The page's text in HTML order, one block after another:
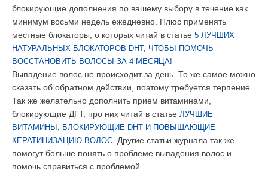
блокирующие дополнения по вашему выбору в течение как
минимум восьми недель ежедневно. Плюс применять
местные блокаторы, о которых читай в статье 5 ЛУЧШИХ
НАТУРАЛЬНЫХ БЛОКАТОРОВ DHT, ЧТОБЫ ПОМОЧЬ
ВОССТАНОВИТЬ ВОЛОСЫ ЗА 4 МЕСЯЦА!
Выпадение волос не происходит за день. То же самое можно
сказать об обратном действии, поэтому требуется терпение.
Так же желательно дополнить прием витаминами,
блокирующие ДГТ, про них читай в статье ЛУЧШИЕ
ВИТАМИНЫ, БЛОКИРУЮЩИЕ DHT И ПОВЫШАЮЩИЕ
КЕРАТИНИЗАЦИЮ ВОЛОС. Другие статьи журнала так же
помогут больше понять о проблеме выпадения волос и
помочь справиться с проблемой.